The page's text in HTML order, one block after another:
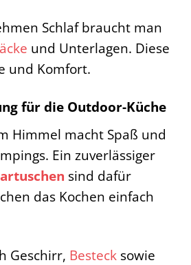
Schlaf braucht man
und Unterlagen. Diese
und Komfort.
für die Outdoor-Küche
Himmel macht Spaß und
Ein zuverlässiger
sind dafür
das Kochen einfach
Geschirr, Besteck sowie